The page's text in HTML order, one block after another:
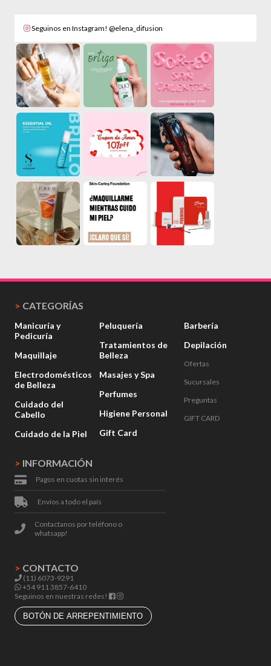
Seguinos en Instagram! @elena_difusion
> INFORMACIÓN
Pagos en cuotas sin interés
Envíos a todo el país
Contactanos por teléfono o
whatsapp!
> CATEGORÍAS
Manicuría y
Pedicuría
Maquillaje
Electrodomésticos
de Belleza
Cuidado del
Cabello
Cuidado de la Piel
Peluquería
Tratamientos de
Belleza
Masajes y Spa
Perfumes
Higiene Personal
Gift Card
Barbería
Depilación
Ofertas
Sucursales
Preguntas
GIFT CARD
> CONTACTO
(11) 6073-9291
+54 911 3857-6410
Seguinos en nuestras redes!
BOTÓN DE ARREPENTIMIENTO